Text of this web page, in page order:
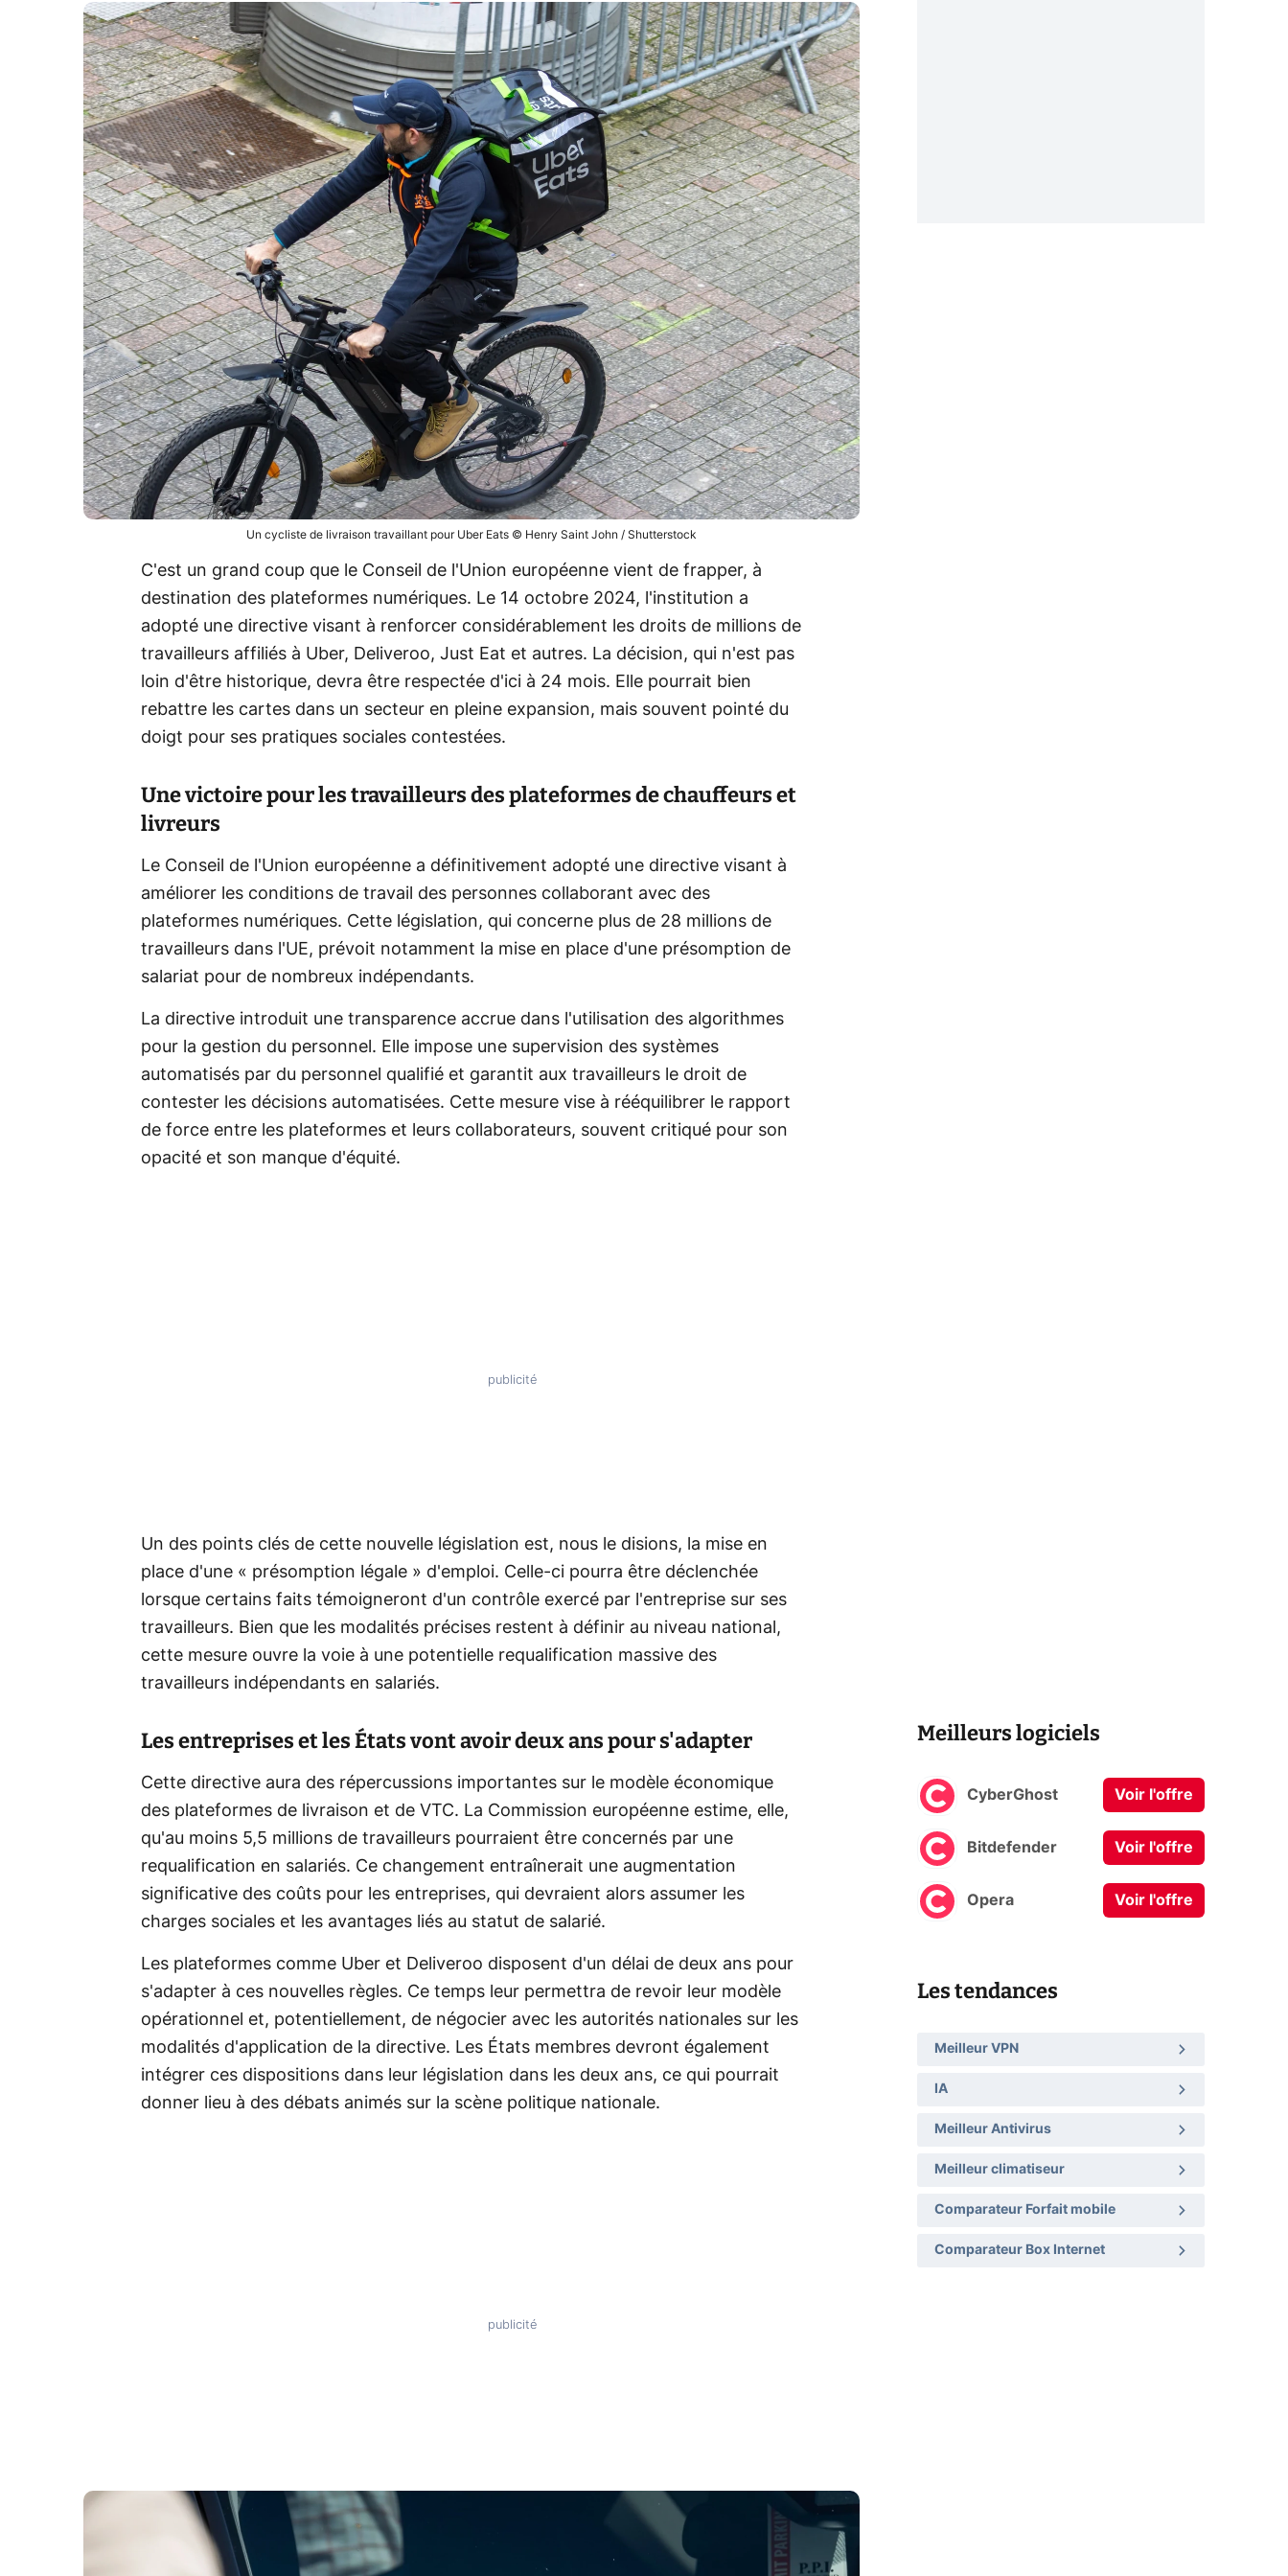
Un cycliste de livraison travaillant pour Uber Eats © Henry Saint John / Shutterstock
C'est un grand coup que le Conseil de l'Union européenne vient de frapper, à
destination des plateformes numériques. Le 14 octobre 2024, l'institution a
adopté une directive visant à renforcer considérablement les droits de millions de
travailleurs affiliés à Uber, Deliveroo, Just Eat et autres. La décision, qui n'est pas
loin d'être historique, devra être respectée d'ici à 24 mois. Elle pourrait bien
rebattre les cartes dans un secteur en pleine expansion, mais souvent pointé du
doigt pour ses pratiques sociales contestées.
Une victoire pour les travailleurs des plateformes de chauffeurs et
livreurs
Le Conseil de l'Union européenne a définitivement adopté une directive visant à
améliorer les conditions de travail des personnes collaborant avec des
plateformes numériques. Cette législation, qui concerne plus de 28 millions de
travailleurs dans l'UE, prévoit notamment la mise en place d'une présomption de
salariat pour de nombreux indépendants.
La directive introduit une transparence accrue dans l'utilisation des algorithmes
pour la gestion du personnel. Elle impose une supervision des systèmes
automatisés par du personnel qualifié et garantit aux travailleurs le droit de
contester les décisions automatisées. Cette mesure vise à rééquilibrer le rapport
de force entre les plateformes et leurs collaborateurs, souvent critiqué pour son
opacité et son manque d'équité.
Un des points clés de cette nouvelle législation est, nous le disions, la mise en
place d'une « présomption légale » d'emploi. Celle-ci pourra être déclenchée
lorsque certains faits témoigneront d'un contrôle exercé par l'entreprise sur ses
travailleurs. Bien que les modalités précises restent à définir au niveau national,
cette mesure ouvre la voie à une potentielle requalification massive des
travailleurs indépendants en salariés.
Les entreprises et les États vont avoir deux ans pour s'adapter
Cette directive aura des répercussions importantes sur le modèle économique
des plateformes de livraison et de VTC. La Commission européenne estime, elle,
qu'au moins 5,5 millions de travailleurs pourraient être concernés par une
requalification en salariés. Ce changement entraînerait une augmentation
significative des coûts pour les entreprises, qui devraient alors assumer les
charges sociales et les avantages liés au statut de salarié.
Les plateformes comme Uber et Deliveroo disposent d'un délai de deux ans pour
s'adapter à ces nouvelles règles. Ce temps leur permettra de revoir leur modèle
opérationnel et, potentiellement, de négocier avec les autorités nationales sur les
modalités d'application de la directive. Les États membres devront également
intégrer ces dispositions dans leur législation dans les deux ans, ce qui pourrait
donner lieu à des débats animés sur la scène politique nationale.
Meilleurs logiciels
CyberGhost Voir l'offre
Bitdefender Voir l'offre
Opera Voir l'offre
Les tendances
Meilleur VPN
IA
Meilleur Antivirus
Meilleur climatiseur
Comparateur Forfait mobile
Comparateur Box Internet